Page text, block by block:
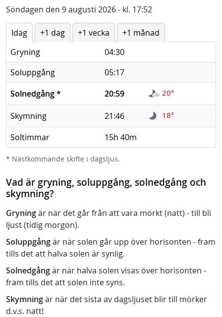
Söndagen den 9 augusti 2026 - kl. 17:52
Idag +1 dag +1 vecka
+1 månad
Gryning
04:30
Soluppgång
05:17
Solnedgång* 20:59 20°
Skymning 21:46 18°
Soltimmar 15h 40m
* Nästkommande skifte i dagsljus.
Vad är gryning, soluppgång, solnedgång och
skymning?
Gryningär när det går från att vara mörkt (natt) - till bli
ljust (tidig morgon).
Soluppgångär när solen går upp över horisonten - fram
tills det att halva solen är synlig.
Solnedgångär när halva solen visas över horisonten -
fram tills det att solen inte syns.
Skymningär när det sista av dagsljuset blir till mörker
d.v.s. natt!